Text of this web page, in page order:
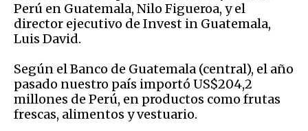
Perú en Guatemala, Nilo Figueroa, y el
director ejecutivo de Invest in Guatemala,
Luis David.
Según el Banco de Guatemala (central), el año
pasado nuestro país importó US$204,2
millones de Perú, en productos como frutas
frescas, alimentos y vestuario.